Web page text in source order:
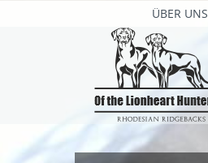
ÜBER UNS